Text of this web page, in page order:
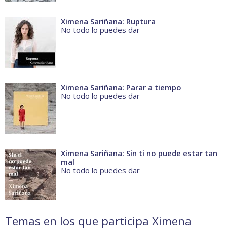
Ximena Sariñana: Ruptura
No todo lo puedes dar
Ximena Sariñana: Parar a tiempo
No todo lo puedes dar
Ximena Sariñana: Sin ti no puede estar tan
mal
No todo lo puedes dar
Temas en los que participa Ximena